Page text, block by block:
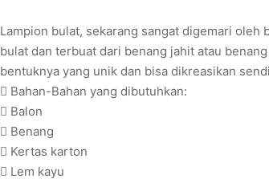
Lampion bulat, sekarang sangat digemari
bulat dan terbuat dari benang jahit atau
bentuknya yang unik dan bisa dikreasikan
 Bahan-Bahan yang dibutuhkan:
 Balon
 Benang
 Kertas karton
 Lem kayu